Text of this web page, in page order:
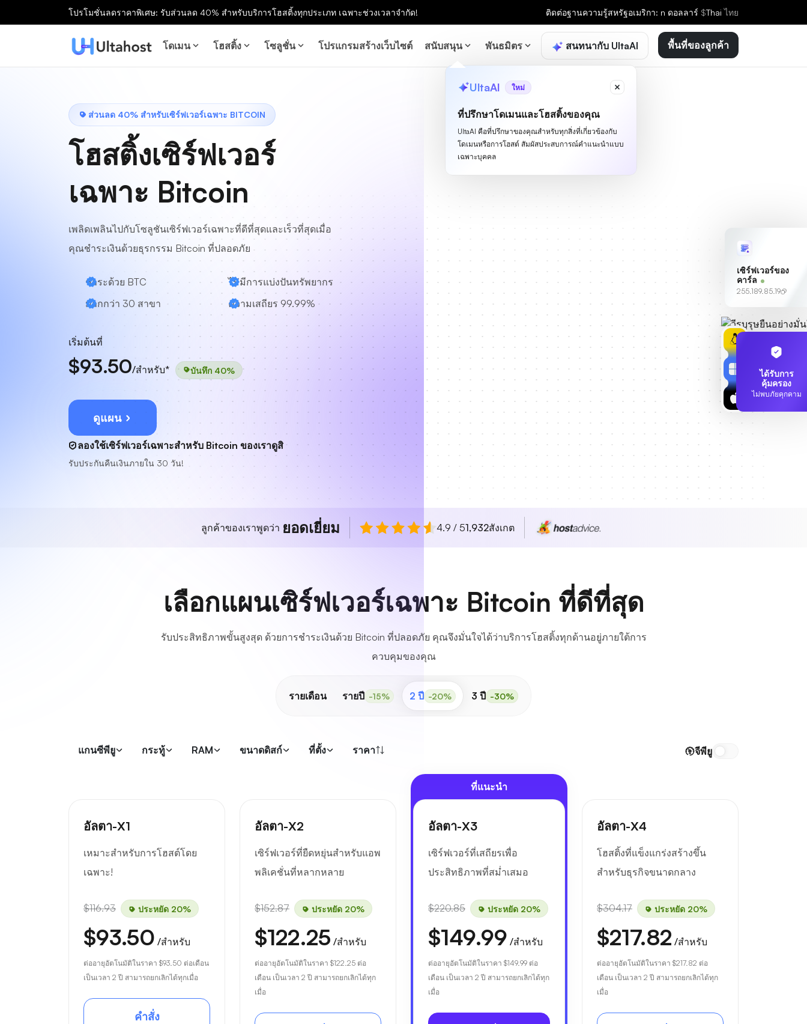
โปรโมชั่นลดราคาพิเศษ: รับส่วนลด 40% สำหรับบริการโฮสติ้งทุกประเภท เฉพาะช่วงเวลาจำกัด! ติดต่อฐานความรู้สหรัฐอเมริกา: n ดอลลาร์ $Thaiไทย
โดเมน โฮสติ้ง โซลูชั่น โปรแกรมสร้างเว็บไซต์ สนับสนุน พันธมิตร สนทนากับ UltaAI
UltaAI ใหม่
ที่ปรึกษาโดเมนและโฮสติ้งของคุณ
UltaAI คือที่ปรึกษาของคุณสำหรับทุกสิ่งที่เกี่ยวข้องกับ
โดเมนหรือการโฮสต์ สัมผัสประสบการณ์คำแนะนำแบบ
เฉพาะบุคคล
พื้นที่ของลูกค้า
ส่วนลด 40% สำหรับเซิร์ฟเวอร์เฉพาะ BITCOIN
โฮสติ้งเซิร์ฟเวอร์
เฉพาะ Bitcoin
เพลิดเพลินไปกับโซลูชันเซิร์ฟเวอร์เฉพาะที่ดีที่สุดและเร็วที่สุดเมื่อ
คุณชำระเงินด้วยธุรกรรม Bitcoin ที่ปลอดภัย
ชำระด้วย BTC
ไม่มีการแบ่งปันทรัพยากร
มากกว่า 30 สาขา
ความเสถียร 99.99%
เริ่มต้นที่
$93.50/สำหรับ* บันทึก 40%
ดูแผน
ลองใช้เซิร์ฟเวอร์เฉพาะสำหรับ Bitcoin ของเราดูสิ
รับประกันคืนเงินภายใน 30 วัน!
ได้รับการ
คุ้มครอง
ไม่พบภัยคุกคาม
เซิร์ฟเวอร์ของ
คาร์ล
255.189.85.19
ลูกค้าของเราพูดว่า ยอดเยี่ยม 4.9 / 51,932สังเกต
เลือกแผนเซิร์ฟเวอร์เฉพาะ Bitcoin ที่ดีที่สุด
รับประสิทธิภาพขั้นสูงสุด ด้วยการชำระเงินด้วย Bitcoin ที่ปลอดภัย คุณจึงมั่นใจได้ว่าบริการโฮสติ้งทุกด้านอยู่ภายใต้การ
ควบคุมของคุณ
รายเดือน รายปี -15% 2 ปี -20% 3 ปี -30%
แกนซีพียู กระทู้ RAM ขนาดดิสก์ ที่ตั้ง ราคา จีพียู
อัลตา-X1
เหมาะสำหรับการโฮสต์โดย
เฉพาะ!
$116.93 ประหยัด 20%
$93.50 /สำหรับ
ต่ออายุอัตโนมัติในราคา $93.50 ต่อเดือน
เป็นเวลา 2 ปี สามารถยกเลิกได้ทุกเมื่อ
คำสั่ง
อัลตา-X2
เซิร์ฟเวอร์ที่ยืดหยุ่นสำหรับแอพ
พลิเคชั่นที่หลากหลาย
$152.87 ประหยัด 20%
$122.25 /สำหรับ
ต่ออายุอัตโนมัติในราคา $122.25 ต่อ
เดือน เป็นเวลา 2 ปี สามารถยกเลิกได้ทุก
เมื่อ
ที่แนะนำ
อัลตา-X3
เซิร์ฟเวอร์ที่เสถียรเพื่อ
ประสิทธิภาพที่สม่ำเสมอ
$220.85 ประหยัด 20%
$149.99 /สำหรับ
ต่ออายุอัตโนมัติในราคา $149.99 ต่อ
เดือน เป็นเวลา 2 ปี สามารถยกเลิกได้ทุก
เมื่อ
อัลตา-X4
โฮสติ้งที่แข็งแกร่งสร้างขึ้น
สำหรับธุรกิจขนาดกลาง
$304.17 ประหยัด 20%
$217.82 /สำหรับ
ต่ออายุอัตโนมัติในราคา $217.82 ต่อ
เดือน เป็นเวลา 2 ปี สามารถยกเลิกได้ทุก
เมื่อ